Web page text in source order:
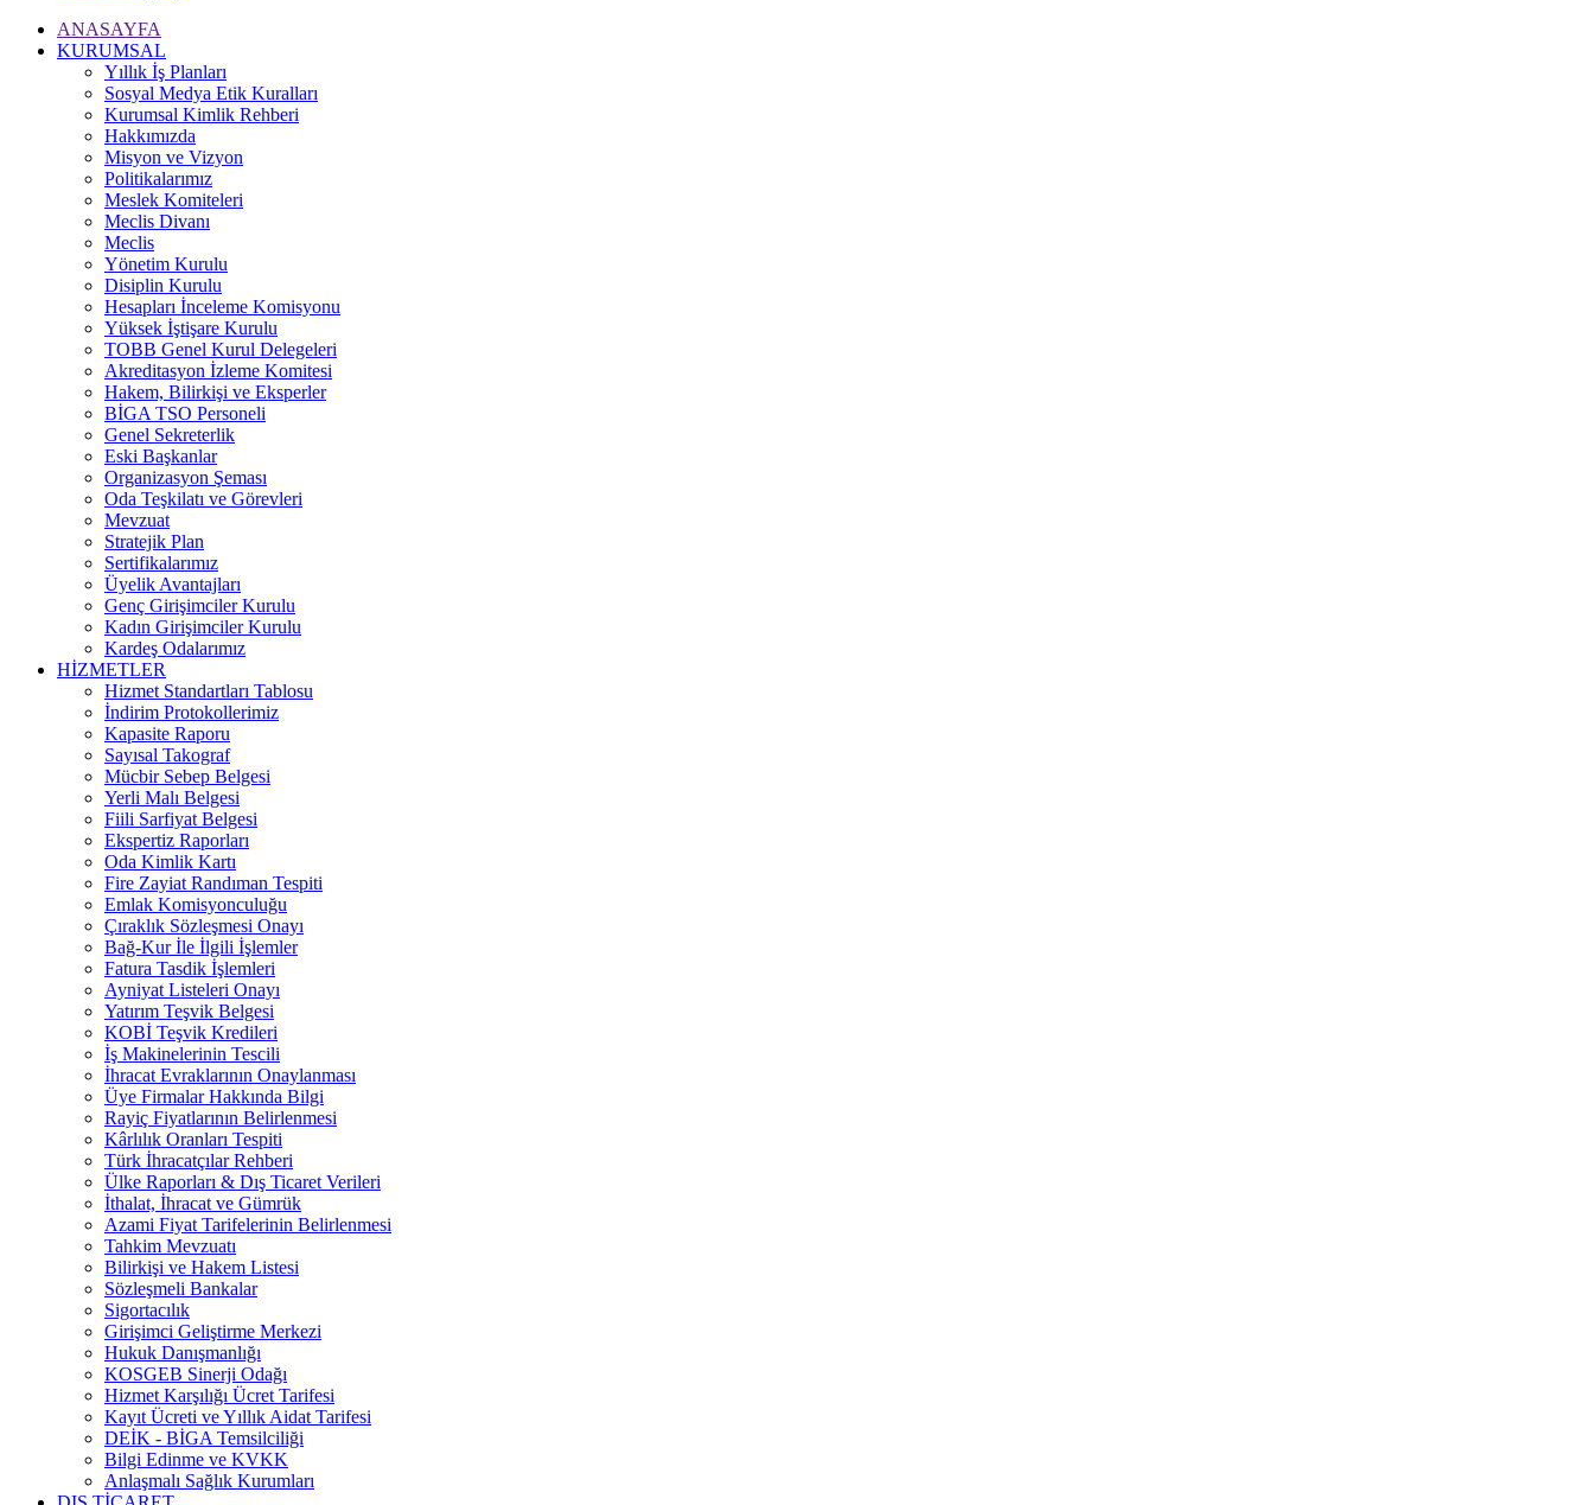
ANASAYFA
KURUMSAL
Yıllık İş Planları
Sosyal Medya Etik Kuralları
Kurumsal Kimlik Rehberi
Hakkımızda
Misyon ve Vizyon
Politikalarımız
Meslek Komiteleri
Meclis Divanı
Meclis
Yönetim Kurulu
Disiplin Kurulu
Hesapları İnceleme Komisyonu
Yüksek İştişare Kurulu
TOBB Genel Kurul Delegeleri
Akreditasyon İzleme Komitesi
Hakem, Bilirkişi ve Eksperler
BİGA TSO Personeli
Genel Sekreterlik
Eski Başkanlar
Organizasyon Şeması
Oda Teşkilatı ve Görevleri
Mevzuat
Stratejik Plan
Sertifikalarımız
Üyelik Avantajları
Genç Girişimciler Kurulu
Kadın Girişimciler Kurulu
Kardeş Odalarımız
HİZMETLER
Hizmet Standartları Tablosu
İndirim Protokollerimiz
Kapasite Raporu
Sayısal Takograf
Mücbir Sebep Belgesi
Yerli Malı Belgesi
Fiili Sarfiyat Belgesi
Ekspertiz Raporları
Oda Kimlik Kartı
Fire Zayiat Randıman Tespiti
Emlak Komisyonculuğu
Çıraklık Sözleşmesi Onayı
Bağ-Kur İle İlgili İşlemler
Fatura Tasdik İşlemleri
Ayniyat Listeleri Onayı
Yatırım Teşvik Belgesi
KOBİ Teşvik Kredileri
İş Makinelerinin Tescili
İhracat Evraklarının Onaylanması
Üye Firmalar Hakkında Bilgi
Rayiç Fiyatlarının Belirlenmesi
Kârlılık Oranları Tespiti
Türk İhracatçılar Rehberi
Ülke Raporları & Dış Ticaret Verileri
İthalat, İhracat ve Gümrük
Azami Fiyat Tarifelerinin Belirlenmesi
Tahkim Mevzuatı
Bilirkişi ve Hakem Listesi
Sözleşmeli Bankalar
Sigortacılık
Girişimci Geliştirme Merkezi
Hukuk Danışmanlığı
KOSGEB Sinerji Odağı
Hizmet Karşılığı Ücret Tarifesi
Kayıt Ücreti ve Yıllık Aidat Tarifesi
DEİK - BİGA Temsilciliği
Bilgi Edinme ve KVKK
Anlaşmalı Sağlık Kurumları